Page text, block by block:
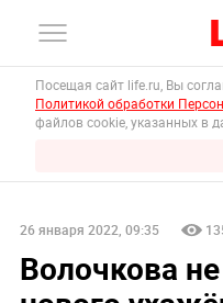
Посещая сайт life.ru, Вы
Политикой обработки
файлов cookie, указанных в
26 января 2022, 09:35
Волочкова